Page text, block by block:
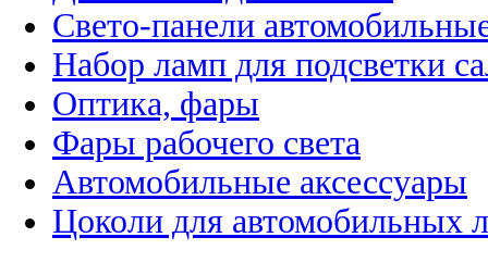
Свето-панели
Набор ламп для подсветки
Оптика, фары
Фары рабочего света
Автомобильные аксессуары
Цоколи для автомобильных